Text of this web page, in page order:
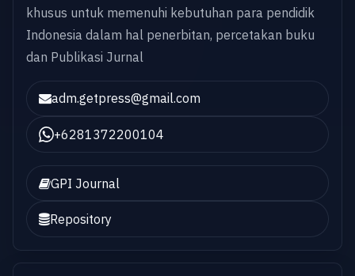
khusus untuk memenuhi kebutuhan para pendidik
Indonesia dalam hal penerbitan, percetakan buku
dan Publikasi Jurnal
adm.getpress@gmail.com
+6281372200104
GPI Journal
Repository